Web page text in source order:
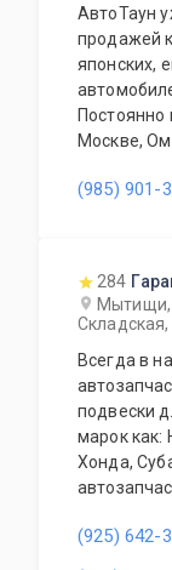
АвтоТаун
продажей
японских,
Постоянно
Москве,
более 150000
(985) 901-
284
Мытищи,
Складская,
Всегда в
подвески
марок как: Ниссан, Митсубиси, Тойота, Мазда,
Хонда,
(925) 642-